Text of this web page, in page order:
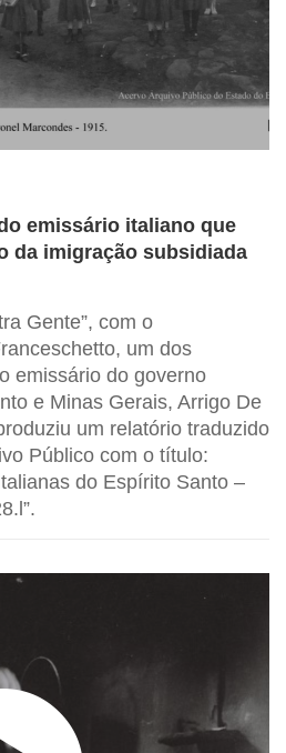
emissário italiano que
da imigração subsidiada
Gente”, com o
um dos
emissário do governo
e Minas Gerais, Arrigo De
um relatório traduzido
Público com o título:
do Espírito Santo –